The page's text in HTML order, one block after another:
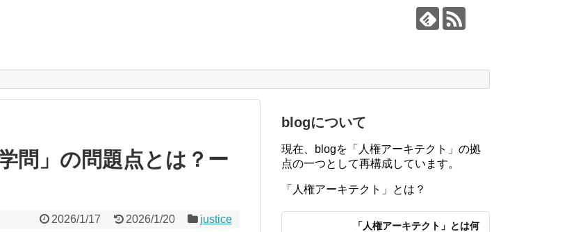
問」の問題点とは？ー
2026/1/17 2026/1/20 justice
blogについて
現在、blogを「人権アーキテクト」の拠
点の一つとして再構成しています。
「人権アーキテクト」とは？
「人権アーキテクト」とは何